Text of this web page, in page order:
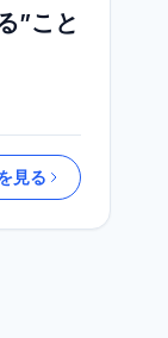
”こと
見る